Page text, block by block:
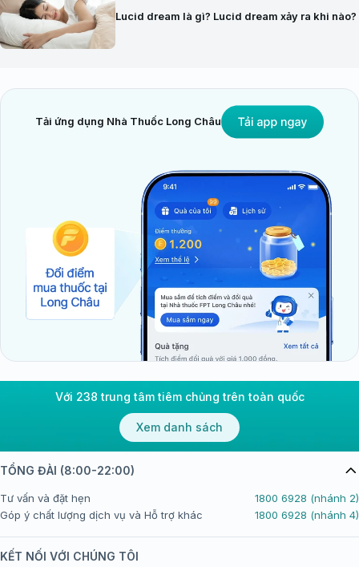
Lucid dream là gì? Lucid dream xảy ra khi nào?
Tải ứng dụng Nhà Thuốc Long Châu
Với 238 trung tâm tiêm chủng trên toàn quốc
Xem danh sách
TỔNG ĐÀI (8:00-22:00)
Tư vấn và đặt hẹn
1800 6928 (nhánh 2)
Góp ý chất lượng dịch vụ và Hỗ trợ khác
1800 6928 (nhánh 4)
KẾT NỐI VỚI CHÚNG TÔI